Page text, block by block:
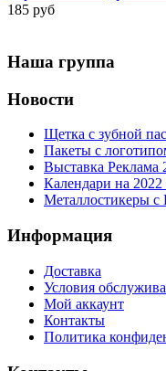
185 руб
Наша группа
Новости
Щетка с зубной
Пакеты с
Выставка Реклама
Календари на
Металлостикеры с
Информация
Доставка
Условия
Мой аккаунт
Контакты
Политика